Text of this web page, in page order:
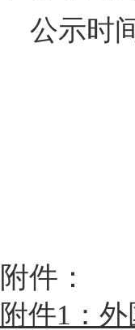
公示时
附件：
附件1：